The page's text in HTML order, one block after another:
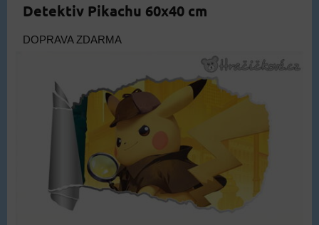
Detektiv Pikachu 60x40 cm
DOPRAVA ZDARMA